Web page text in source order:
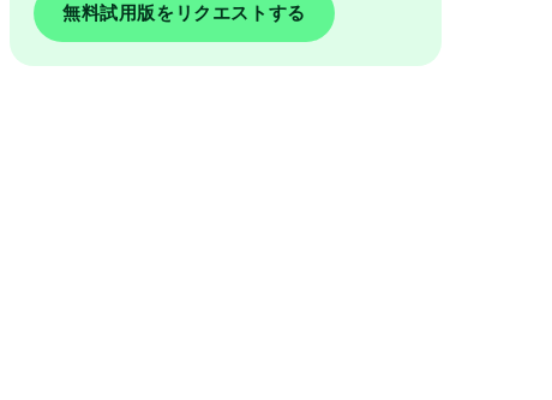
無料試用版をリクエストする